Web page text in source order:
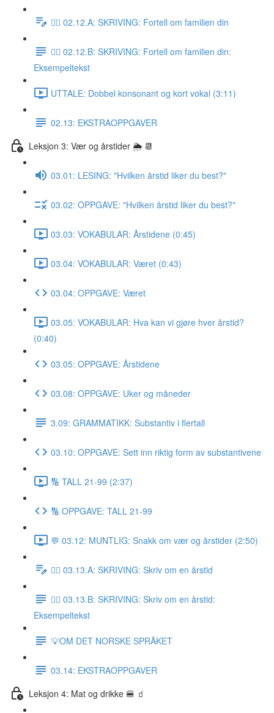
✍🏼 02.12.A: SKRIVING: Fortell om familien din
✍🏼 02.12.B: SKRIVING: Fortell om familien din:
Eksempeltekst
UTTALE: Dobbel konsonant og kort vokal (3:11)
02.13: EKSTRAOPPGAVER
Leksjon 3: Vær og årstider 🌦 📆
03.01: LESING: "Hvilken årstid liker du best?"
03.02: OPPGAVE: "Hvilken årstid liker du best?"
03.03: VOKABULAR: Årstidene (0:45)
03.04: VOKABULAR: Været (0:43)
03.04: OPPGAVE: Været
03.05: VOKABULAR: Hva kan vi gjøre hver årstid?
(0:40)
03.05: OPPGAVE: Årstidene
03.08: OPPGAVE: Uker og måneder
3.09: GRAMMATIKK: Substantiv i flertall
03.10: OPPGAVE: Sett inn riktig form av substantivene
🔢 TALL 21-99 (2:37)
🔢 OPPGAVE: TALL 21-99
💬 03.12: MUNTLIG: Snakk om vær og årstider (2:50)
✍🏼 03.13.A: SKRIVING: Skriv om en årstid
✍🏼 03.13.B: SKRIVING: Skriv om en årstid:
Eksempeltekst
💡OM DET NORSKE SPRÅKET
03.14: EKSTRAOPPGAVER
Leksjon 4: Mat og drikke 🍔 🧃